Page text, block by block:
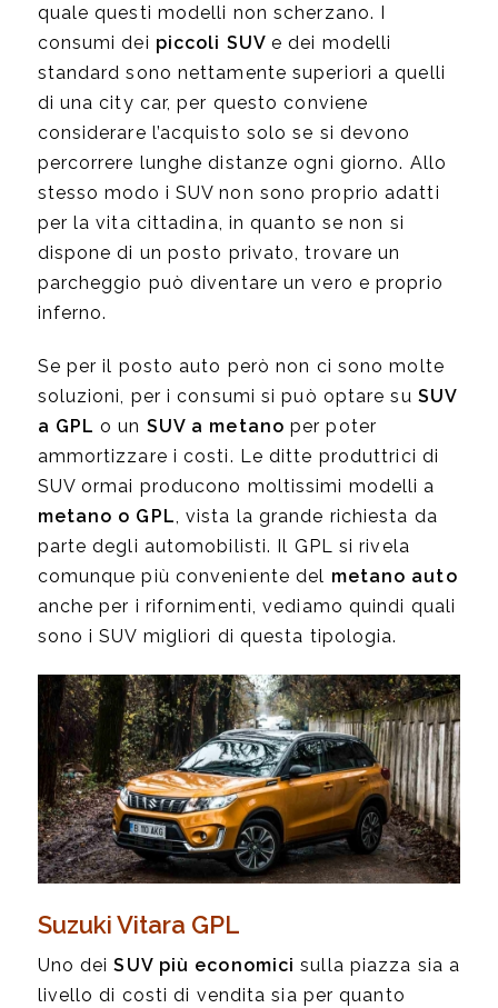
quale questi modelli non scherzano. I
consumi dei piccoli SUV e dei modelli
standard sono nettamente superiori a quelli
di una city car, per questo conviene
considerare l’acquisto solo se si devono
percorrere lunghe distanze ogni giorno. Allo
stesso modo i SUV non sono proprio adatti
per la vita cittadina, in quanto se non si
dispone di un posto privato, trovare un
parcheggio può diventare un vero e proprio
inferno.
Se per il posto auto però non ci sono molte
soluzioni, per i consumi si può optare su SUV
a GPL o un SUV a metanoper poter
ammortizzare i costi. Le ditte produttrici di
SUV ormai producono moltissimi modelli a
metano o GPL , vista la grande richiesta da
parte degli automobilisti. Il GPL si rivela
comunque più conveniente del metano auto
anche per i rifornimenti, vediamo quindi quali
sono i SUV migliori di questa tipologia.
Suzuki Vitara GPL
Uno deiSUV più economicisulla piazza sia a
livello di costi di vendita sia per quanto